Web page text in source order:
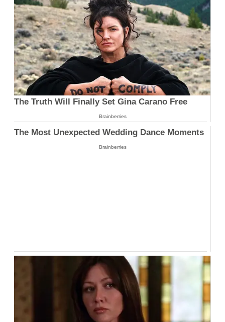
The Truth Will Finally Set Gina Carano Free
Brainberries
The Most Unexpected Wedding Dance Moments
Brainberries